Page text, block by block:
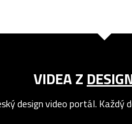
VIDEA Z
design video portál. Každý